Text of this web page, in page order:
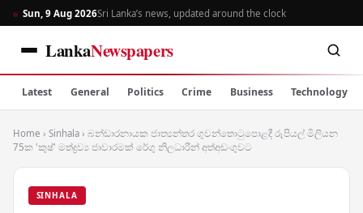
Sun, 9 Aug 2026Sri Lanka’s news, updated around the clock
LankaNewspapers
Latest General Politics Crime Business Technology
Home › Sinhala › බන්ඩාරනායක ජාත්‍යන්තර ගුවන්තොටුපොළදී රුපියල් මිලියන
75ක 'කුෂ්' මත්ද්‍රව්‍ය ජාවාරමක් රේගු නිලධාරීන් අත්අඩංගුවට
SINHALA